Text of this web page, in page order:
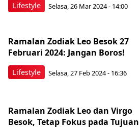
Lifestyle Selasa, 26 Mar 2024 - 14:00
Lifestyle
Ramalan Zodiak Leo Besok 27
Februari 2024: Jangan Boros!
Selasa, 27 Feb 2024 - 16:36
Ramalan Zodiak Leo dan Virgo
Besok, Tetap Fokus pada Tujuan